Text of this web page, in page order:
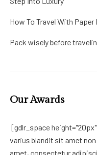
How To Travel With Paper
Pack wisely before
Our Awards
[gdlr_space
varius blandit sit amet
amet, consectetur